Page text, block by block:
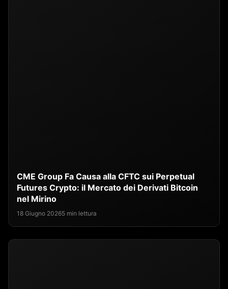
CME Group Fa Causa alla CFTC sui Perpetual
Futures Crypto: il Mercato dei Derivati Bitcoin
nel Mirino
18 Giugno 20265 min lettura